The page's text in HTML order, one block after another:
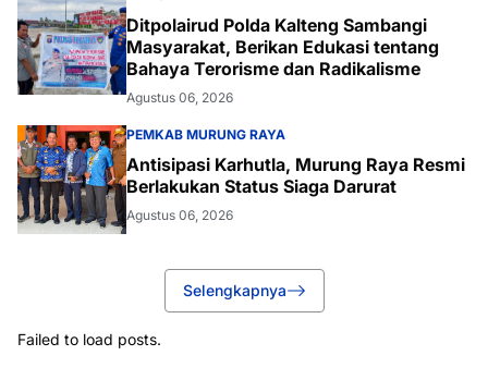
Ditpolairud Polda Kalteng Sambangi
Masyarakat, Berikan Edukasi tentang
Bahaya Terorisme dan Radikalisme
Agustus 06, 2026
PEMKAB MURUNG RAYA
Antisipasi Karhutla, Murung Raya Resmi
Berlakukan Status Siaga Darurat
Agustus 06, 2026
Selengkapnya
Failed to load posts.